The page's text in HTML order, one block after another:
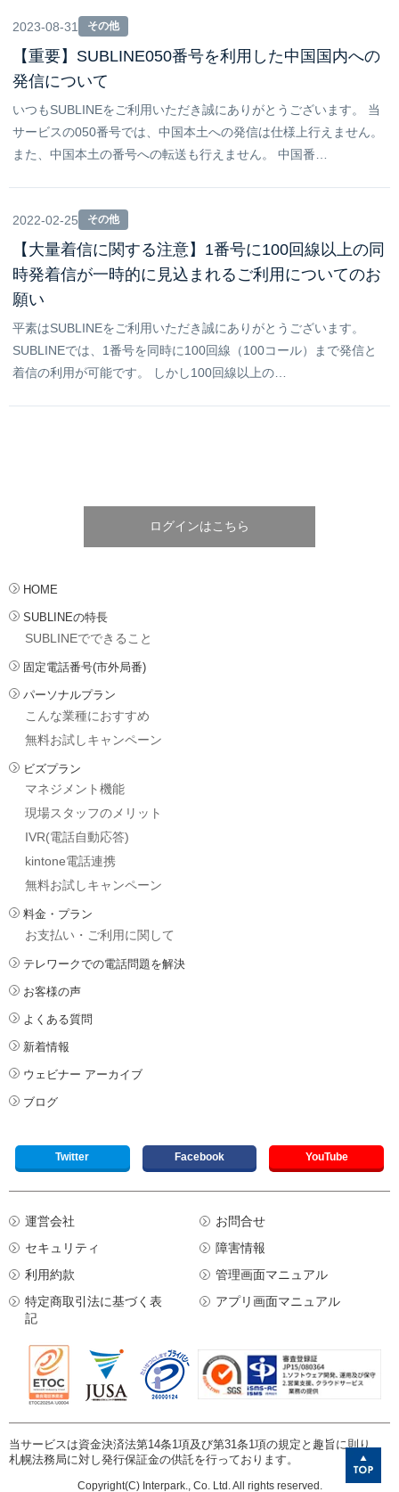
2023-08-31 その他
【重要】SUBLINE050番号を利用した中国国内への
発信について
いつもSUBLINEをご利用いただき誠にありがとうございます。 当
サービスの050番号では、中国本土への発信は仕様上行えません。
また、中国本土の番号への転送も行えません。 中国番…
2022-02-25 その他
【大量着信に関する注意】1番号に100回線以上の同
時発着信が一時的に見込まれるご利用についてのお
願い
平素はSUBLINEをご利用いただき誠にありがとうございます。
SUBLINEでは、1番号を同時に100回線（100コール）まで発信と
着信の利用が可能です。 しかし100回線以上の…
ログインはこちら
HOME
SUBLINEの特長
SUBLINEでできること
固定電話番号(市外局番)
パーソナルプラン
こんな業種におすすめ
無料お試しキャンペーン
ビズプラン
マネジメント機能
現場スタッフのメリット
IVR(電話自動応答)
kintone電話連携
無料お試しキャンペーン
料金・プラン
お支払い・ご利用に関して
テレワークでの電話問題を解決
お客様の声
よくある質問
新着情報
ウェビナー アーカイブ
ブログ
Twitter Facebook YouTube
運営会社
セキュリティ
利用約款
特定商取引法に基づく表
記
お問合せ
障害情報
管理画面マニュアル
アプリ画面マニュアル
当サービスは資金決済法第14条1項及び第31条1項の規定と趣旨に則り、
札幌法務局に対し発行保証金の供託を行っております。
Copyright(C) Interpark., Co. Ltd. All rights reserved.